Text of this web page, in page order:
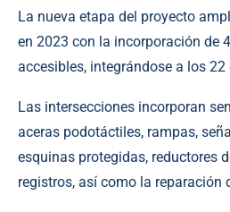
La nueva etapa del proyecto
en 2023 con la incorporación de
accesibles, integrándose a los
Las intersecciones incorporan
aceras podotáctiles, rampas,
esquinas protegidas, reductores
registros, así como la reparación